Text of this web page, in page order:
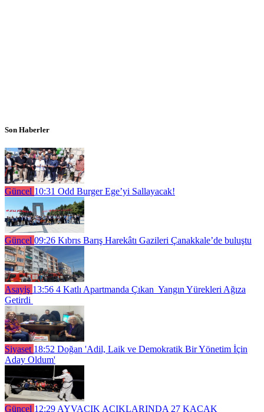
Son Haberler
Güncel 10:31 Odd Burger Ege’yi Sallayacak!
Güncel 09:26 Kıbrıs Barış Harekâtı Gazileri Çanakkale’de buluştu
Asayiş 13:56 4 Katlı Apartmanda Çıkan Yangın Yürekleri Ağıza
Getirdi
Siyaset 18:52 Doğan 'Adil, Laik ve Demokratik Bir Yönetim İçin
Aday Oldum'
Güncel 12:29 AYVACIK AÇIKLARINDA 27 KAÇAK